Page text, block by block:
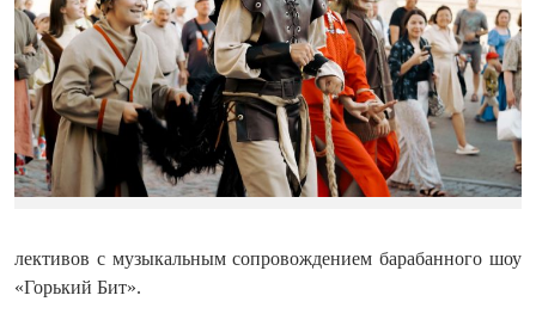
лективов с музыкальным сопровождением барабанного шоу
«Горький Бит».